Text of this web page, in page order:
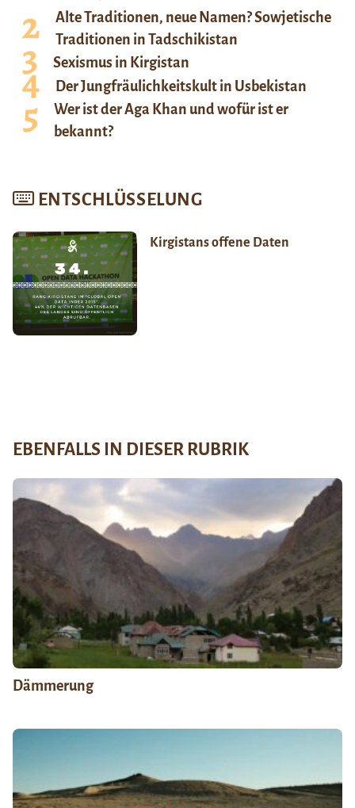
Alte Traditionen, neue Namen? Sowjetische
Traditionen in Tadschikistan
Sexismus in Kirgistan
Der Jungfräulichkeitskult in Usbekistan
Wer ist der Aga Khan und wofür ist er
bekannt?
ENTSCHLÜSSELUNG
Kirgistans offene Daten
EBENFALLS IN DIESER RUBRIK
Dämmerung